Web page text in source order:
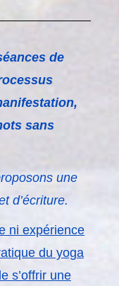
de
sans
une
d’écriture.
ni expérience
du yoga
s’offrir une